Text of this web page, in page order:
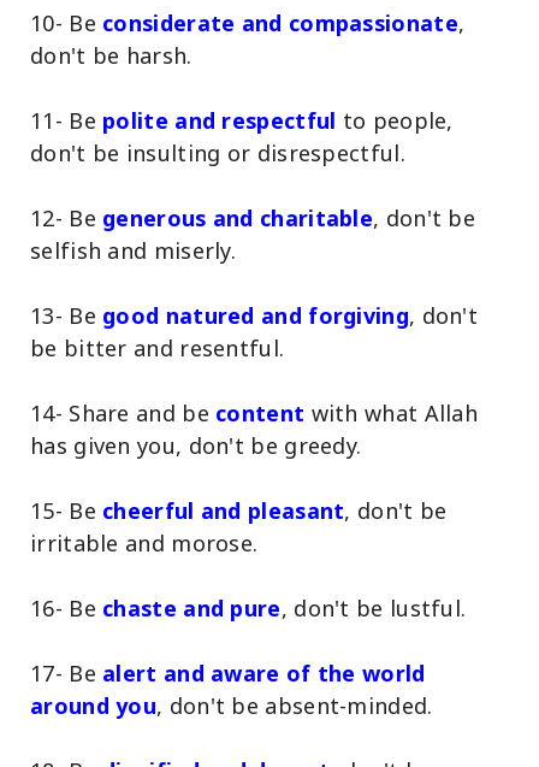
10- Beconsiderate and compassionate,
don't be harsh.
11- Bepolite and respectful to people,
don't be insulting or disrespectful.
12- Begenerous and charitable, don't be
selfish and miserly.
13- Begood natured and forgiving, don't
be bitter and resentful.
14- Share and becontentwith what Allah
has given you, don't be greedy.
15- Becheerful and pleasant, don't be
irritable and morose.
16- Bechaste and pure, don't be lustful.
17- Bealert and aware of the world
around you, don't be absent-minded.